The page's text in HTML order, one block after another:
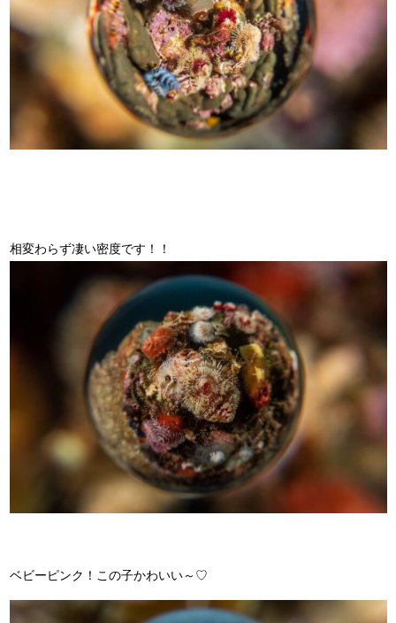
相変わらず凄い密度です！！
ベビーピンク！この子かわいい～♡